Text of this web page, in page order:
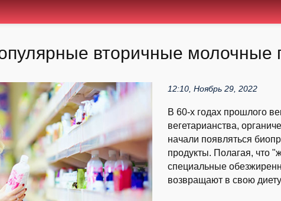
вторичные молочные
12:10, Ноябрь 29, 2022
В 60-х годах прошлого
вегетарианства,
начали появляться
продукты. Полагая, что
специальные
возвращают в свою